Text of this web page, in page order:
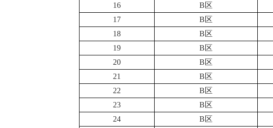
16
B区
17
B区
18
B区
19
B区
20
B区
21
B区
22
B区
23
B区
24
B区